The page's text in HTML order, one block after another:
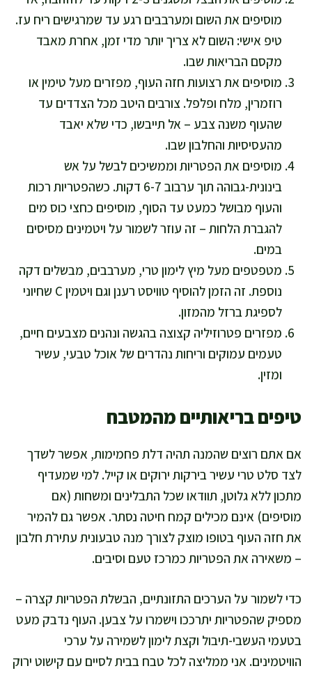
מוסיפים את השום ומערבבים רגע עד שמרגישים ריח עז.
טיפ אישי: השום לא צריך יותר מדי זמן, אחרת מאבד
מקסם הבריאות שבו.
מוסיפים את רצועות חזה העוף, מפזרים מעל טימין או
רוזמרין, מלח ופלפל. צורבים היטב מכל הצדדים עד
שהעוף משנה צבע – אל תייבשו, כדי שלא יאבד
מהעסיסיות והחלבון שבו.
מוסיפים את הפטריות וממשיכים לבשל על אש
בינונית-גבוהה תוך ערבוב 6-7 דקות. כשהפטריות רכות
והעוף מבושל כמעט עד הסוף, מוסיפים כחצי כוס מים
להגברת הלחות – זה עוזר לשמור על ויטמינים מסיסים
במים.
מטפטפים מעל מיץ לימון טרי, מערבבים, מבשלים דקה
נוספת. זה הזמן להוסיף טוויסט רענן וגם ויטמין C שחיוני
לספיגת ברזל מהמזון.
מפזרים פטרוזיליה קצוצה בהגשה ונהנים מצבעים חיים,
טעמים עמוקים וריחות נהדרים של אוכל טבעי, עשיר
ומזין.
טיפים בריאותיים מהמטבח
אם אתם רוצים שהמנה תהיה דלת פחמימות, אפשר לשדך
לצד סלט טרי עשיר בירקות ירוקים או קייל. למי שמעדיף
מתכון ללא גלוטן, תוודאו שכל התבלינים ומשחות (אם
מוסיפים) אינם מכילים קמח חיטה נסתר. אפשר גם להמיר
את חזה העוף בטופו מוצק לצורך מנה טבעונית עתירת חלבון
– משאירה את הפטריות כמרכז טעם וסיבים.
כדי לשמור על הערכים התזונתיים, הבשלת הפטריות קצרה –
מספיק שהפטריות יתרככו וישמרו על צבען. העוף נדבק מעט
בטעמי העשבי-תיבול וקצת לימון לשמירה על ערכי
הוויטמינים. אני ממליצה לכל טבח בבית לסיים עם קישוט ירוק